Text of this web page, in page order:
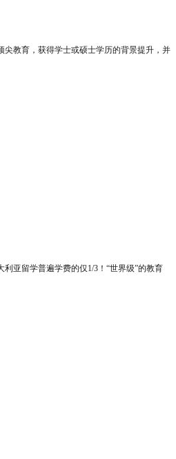
教育，获得学士或硕士学历的背景提升，并
亚留学普遍学费的仅1/3！“世界级”的教育